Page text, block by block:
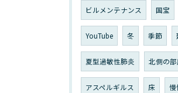
ビルメンテナンス 国宝
YouTube 冬 季節
夏型過敏性肺炎 北側の部
アスペルギルス 床 慢